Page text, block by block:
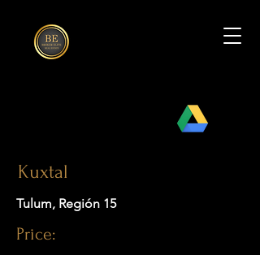
Kuxtal
Tulum, Región 15
Price: